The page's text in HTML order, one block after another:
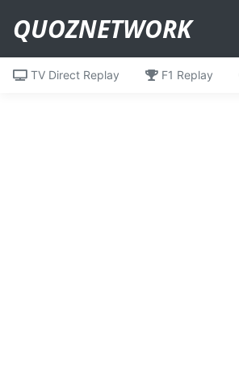
QUOZNETWORK
TV Direct Replay F1 Replay